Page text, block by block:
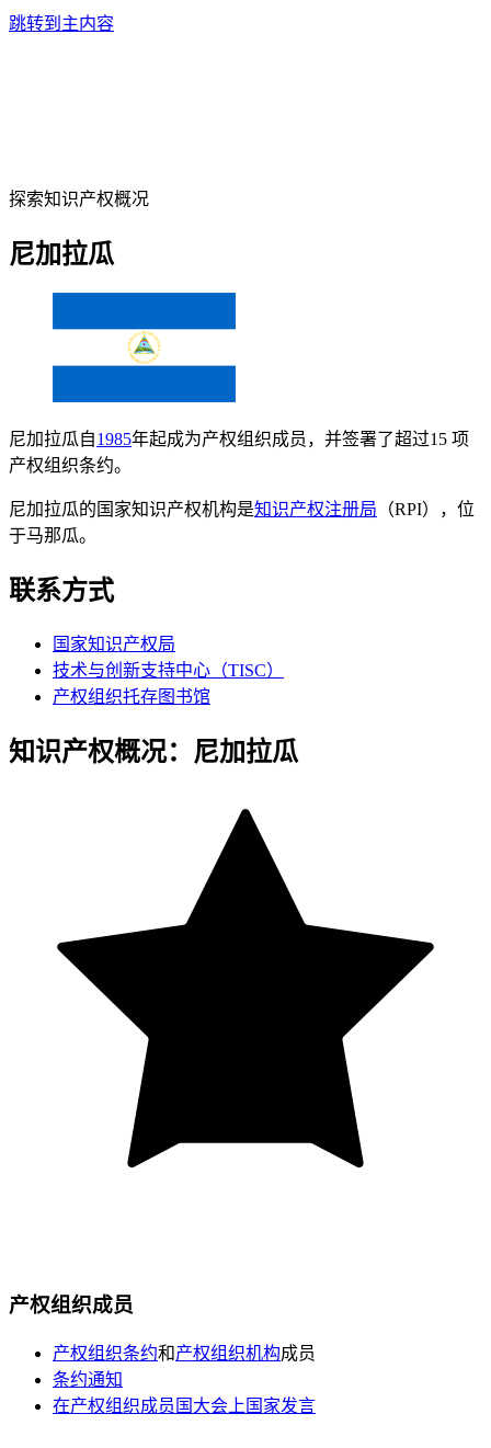
跳转到主内容
探索知识产权概况
尼加拉瓜
尼加拉瓜自1985年起成为产权组织成员，并签署了超过15 项
产权组织条约。
尼加拉瓜的国家知识产权机构是知识产权注册局 （RPI），位
于马那瓜。
联系方式
国家知识产权局
技术与创新支持中心（TISC）
产权组织托存图书馆
知识产权概况：尼加拉瓜
产权组织成员
产权组织条约和产权组织机构成员
条约通知
在产权组织成员国大会上国家发言